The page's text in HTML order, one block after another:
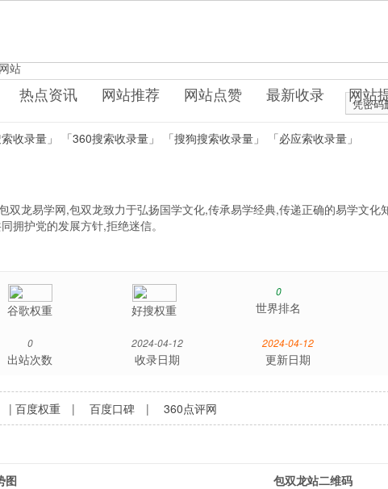
热点资讯 网站推荐 网站点赞 最新收录 网站
凭密码
站
收录量」 「360搜索收录量」 「搜狗搜索收录量」
「必应索收录量」
双龙易学网,包双龙致力于弘扬国学文化,传承易学经典,传递正确的易学文化
拥护党的发展方针,拒绝迷信。
谷歌权重 好搜权重
0
世界排名
0
出站次数
2024-04-12
收录日期
2024-04-12
更新日期
|百度权重 |百度口碑 |360点评网
图 包双龙站二维码